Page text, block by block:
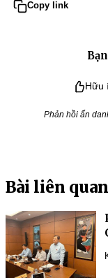
Copy link
Hữu
Phản hồi ẩn
Bài liên quan